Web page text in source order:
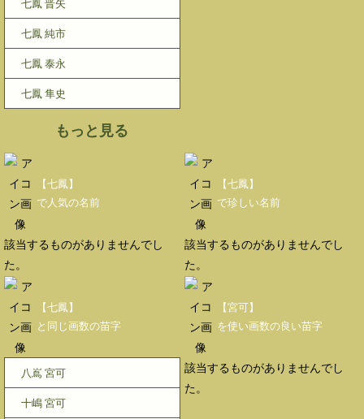
七鳳 晋矢
七鳳 純市
七鳳 泰永
七鳳 隼史
もっと見る
【七鳳】
で人気の名前
該当するものがありませんでし
た。
【七鳳】
で珍しい名前
該当するものがありませんでし
た。
【七鳳】
と同じ画数の苗字
八嶌 宮可
十嶋 宮可
【宮可】
を使い画数の良い苗字
該当するものがありませんでし
た。